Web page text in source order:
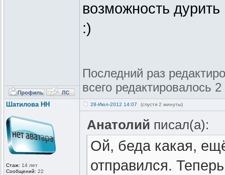
возможность
:)
Последний раз
всего редактировалось
Шатилова НН
Стаж: 14 лет
Сообщений: 22
28-Июл-2012 14:07 (спустя 2 минуты)
Анатолий писал(а):
Ой, беда какая,
отправился.